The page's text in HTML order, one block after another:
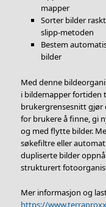
mapper
Sorter bilder
slipp-metoden
Bestem
bilder
Med denne
i bildemapper fortiden
brukergrensesnitt gjør
for brukere å finne, gi
og med flytte bilder.
søkefiltre eller
dupliserte bilder
strukturert
Mer informasjon og
https://